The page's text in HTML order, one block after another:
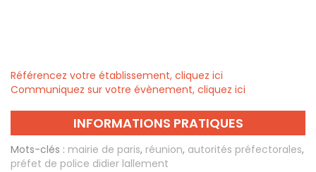
Référencez votre établissement, cliquez ici
Communiquez sur votre évènement, cliquez ici
INFORMATIONS PRATIQUES
Mots-clés : mairie de paris, réunion, autorités préfectorales,
préfet de police didier lallement